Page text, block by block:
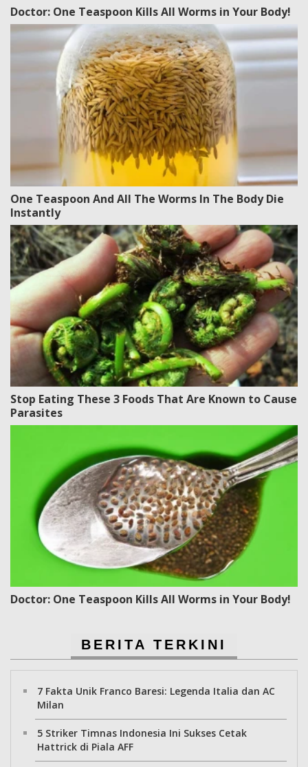
Doctor: One Teaspoon Kills All Worms in Your Body!
One Teaspoon And All The Worms In The Body Die
Instantly
Stop Eating These 3 Foods That Are Known to Cause
Parasites
Doctor: One Teaspoon Kills All Worms in Your Body!
BERITA TERKINI
7 Fakta Unik Franco Baresi: Legenda Italia dan AC
Milan
5 Striker Timnas Indonesia Ini Sukses Cetak
Hattrick di Piala AFF